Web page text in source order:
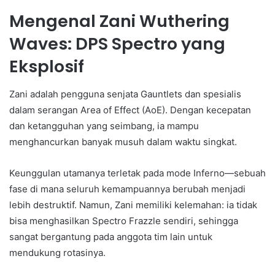
Mengenal Zani Wuthering
Waves: DPS Spectro yang
Eksplosif
Zani adalah pengguna senjata Gauntlets dan spesialis
dalam serangan Area of Effect (AoE). Dengan kecepatan
dan ketangguhan yang seimbang, ia mampu
menghancurkan banyak musuh dalam waktu singkat.
Keunggulan utamanya terletak pada mode Inferno—sebuah
fase di mana seluruh kemampuannya berubah menjadi
lebih destruktif. Namun, Zani memiliki kelemahan: ia tidak
bisa menghasilkan Spectro Frazzle sendiri, sehingga
sangat bergantung pada anggota tim lain untuk
mendukung rotasinya.